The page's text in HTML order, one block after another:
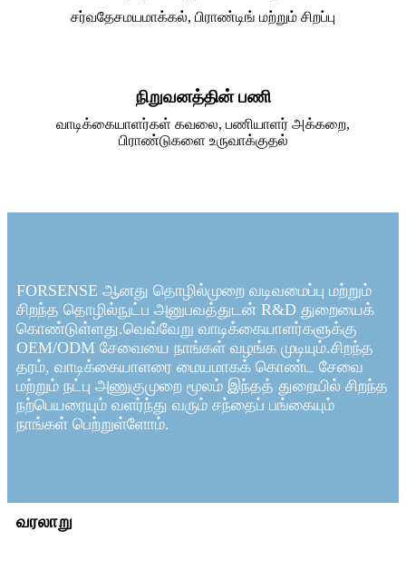
சர்வதேசமயமாக்கல், பிராண்டிங் மற்றும் சிறப்பு
நிறுவனத்தின் பணி
வாடிக்கையாளர்கள் கவலை, பணியாளர் அக்கறை,
பிராண்டுகளை உருவாக்குதல்
FORSENSE ஆனது தொழில்முறை வடிவமைப்பு மற்றும்
சிறந்த தொழில்நுட்ப அனுபவத்துடன் R&D துறையைக்
கொண்டுள்ளது.வெவ்வேறு வாடிக்கையாளர்களுக்கு
OEM/ODM சேவையை நாங்கள் வழங்க முடியும்.சிறந்த
தரம், வாடிக்கையாளரை மையமாகக் கொண்ட சேவை
மற்றும் நட்பு அணுகுமுறை மூலம் இந்தத் துறையில் சிறந்த
நற்பெயரையும் வளர்ந்து வரும் சந்தைப் பங்கையும்
நாங்கள் பெற்றுள்ளோம்.
வரலாறு